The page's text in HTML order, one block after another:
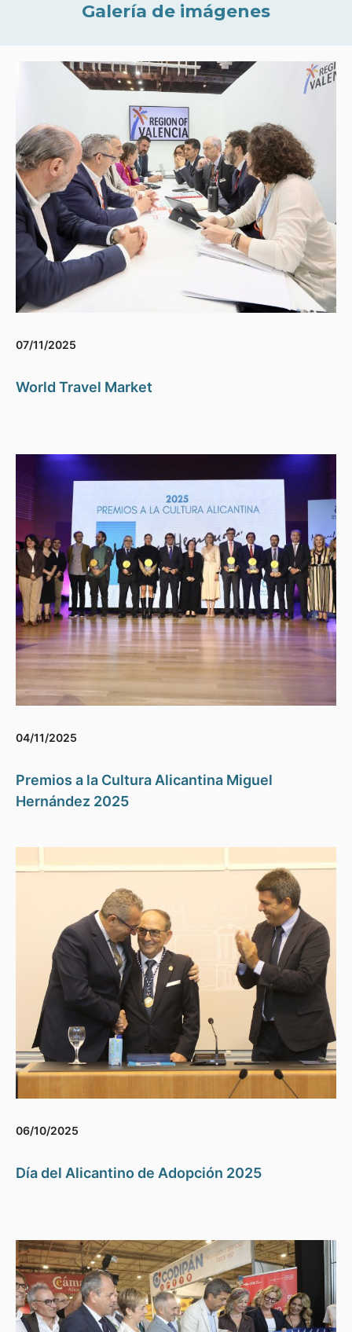
Galería de imágenes
07/11/2025
World Travel Market
04/11/2025
Premios a la Cultura Alicantina Miguel
Hernández 2025
06/10/2025
Día del Alicantino de Adopción 2025